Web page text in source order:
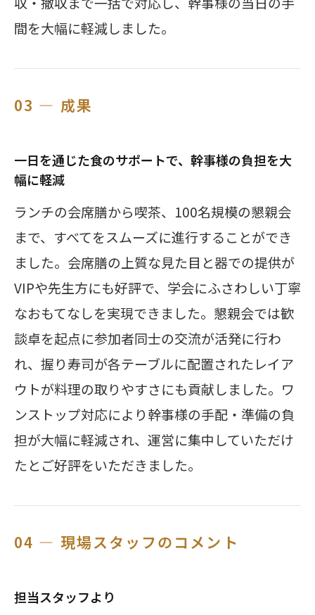
間を大幅に軽減しました。
03 — 成果
一日を通じた食のサポートで、幹事様の負担を大
幅に軽減
ランチの会席膳から喫茶、100名規模の懇親会
まで、すべてをスムーズに進行することができ
ました。会席膳の上質な見た目と器での提供が
VIPや先生方にも好評で、学会にふさわしい丁寧
なおもてなしを実現できました。懇親会では歓
談卓を起点に参加者同士の交流が活発に行わ
れ、握り寿司が各テーブルに配置されたレイア
ウトが料理の取りやすさにも貢献しました。ワ
ンストップ対応により幹事様の手配・準備の負
担が大幅に軽減され、運営に集中していただけ
たとご好評をいただきました。
04 — 現場スタッフのコメント
担当スタッフより